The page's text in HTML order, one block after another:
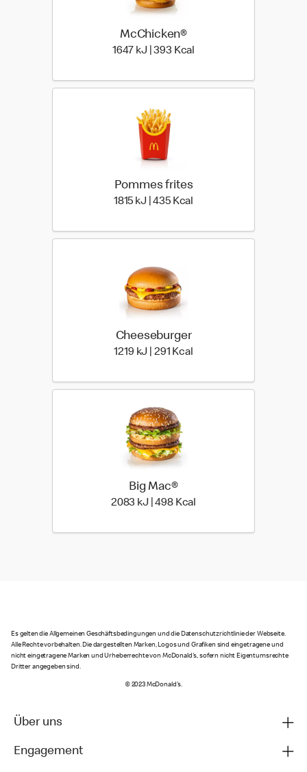
McChicken®
1647 kJ | 393 Kcal
Pommes frites
1815 kJ | 435 Kcal
Cheeseburger
1219 kJ | 291 Kcal
Big Mac®
2083 kJ | 498 Kcal
Es gelten die Allgemeinen Geschäftsbedingungen und die Datenschutzrichtlinie der Webseite.
Alle Rechte vorbehalten. Die dargestellten Marken, Logos und Grafiken sind eingetragene und
nicht eingetragene Marken und Urheberrechte von McDonald's, sofern nicht Eigentumsrechte
Dritter angegeben sind.
© 2023 McDonald's.
Über uns
Engagement